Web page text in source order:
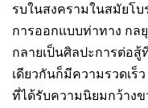
รบในสงครามในสมัยโ
การออกแบบท่าทาง กล
กลายเป็นศิลปะการต่อ
เดียวกันก็มีความรวดเร็
ที่ได้รับความนิยมกว้างข